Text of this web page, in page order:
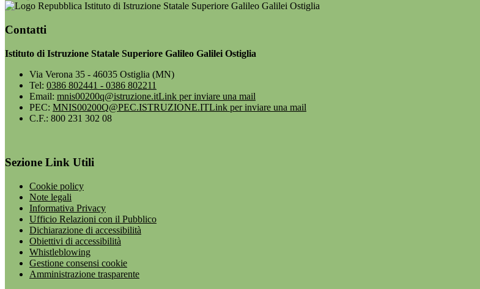
Istituto di Istruzione Statale Superiore Galileo Galilei Ostiglia
Contatti
Istituto di Istruzione Statale Superiore Galileo Galilei Ostiglia
Via Verona 35 - 46035 Ostiglia (MN)
Tel: 0386 802441 - 0386 802211
Email: mnis00200q@istruzione.itLink per inviare una mail
PEC: MNIS00200Q@PEC.ISTRUZIONE.ITLink per inviare una mail
C.F.: 800 231 302 08
Sezione Link Utili
Cookie policy
Note legali
Informativa Privacy
Ufficio Relazioni con il Pubblico
Dichiarazione di accessibilità
Obiettivi di accessibilità
Whistleblowing
Gestione consensi cookie
Amministrazione trasparente